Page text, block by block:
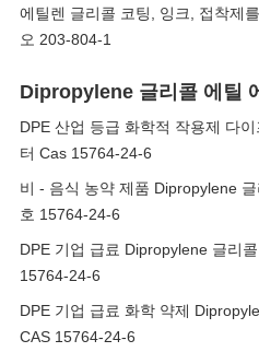
에틸렌 글리콜 코팅, 잉크, 접착제
오 203-804-1
Dipropylene 글리콜 에틸
DPE 산업 등급 화학적 작용제 다
터 Cas 15764-24-6
비 - 음식 농약 제품 Dipropylene
호 15764-24-6
DPE 기업 급료 Dipropylene 글리
15764-24-6
DPE 기업 급료 화학 약제
CAS 15764-24-6